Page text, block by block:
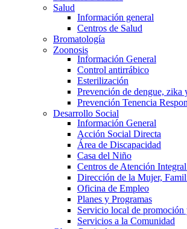
Salud
Información general
Centros de Salud
Bromatología
Zoonosis
Información General
Control antirrábico
Esterilización
Prevención de dengue, zika
Prevención Tenencia
Desarrollo Social
Información General
Acción Social Directa
Área de Discapacidad
Casa del Niño
Centros de Atención
Dirección de la Mujer,
Oficina de Empleo
Planes y Programas
Servicio local de promoción
Servicios a la Comunidad